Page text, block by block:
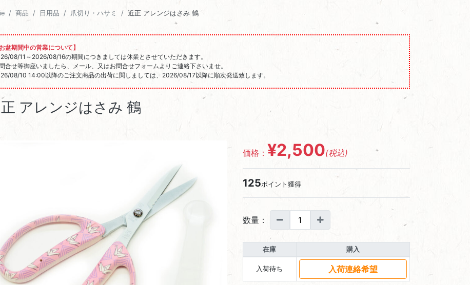
商品 日用品 爪切り・ハサミ 近正 アレンジはさみ 鶴
お盆期間中の営業について】
08/11～2026/08/16の期間につきましては休業とさせていただきます。
合せ等御座いましたら、メール、又はお問合せフォームよりご連絡下さいませ。
08/10 14:00以降のご注文商品の出荷に関しましては、2026/08/17以降に順次発送致します。
アレンジはさみ 鶴
価格： ¥2,500(税込)
125ポイント獲得
数量：
在庫 購入
入荷待ち 入荷連絡希望